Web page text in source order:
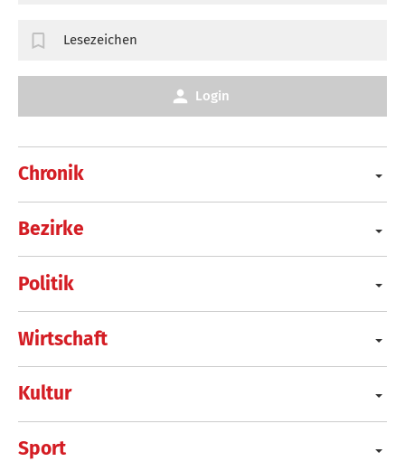
Chronik
Bezirke
Politik
Wirtschaft
Kultur
Sport
Lesezeichen
Login